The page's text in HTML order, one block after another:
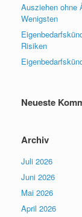
Ausziehen ohne
Wenigsten
Risiken
Neueste
Archiv
Juli 2026
Juni 2026
Mai 2026
April 2026